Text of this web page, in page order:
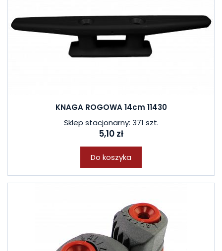
KNAGA ROGOWA 14cm 11430
Sklep stacjonarny: 371 szt.
5,10 zł
Do koszyka